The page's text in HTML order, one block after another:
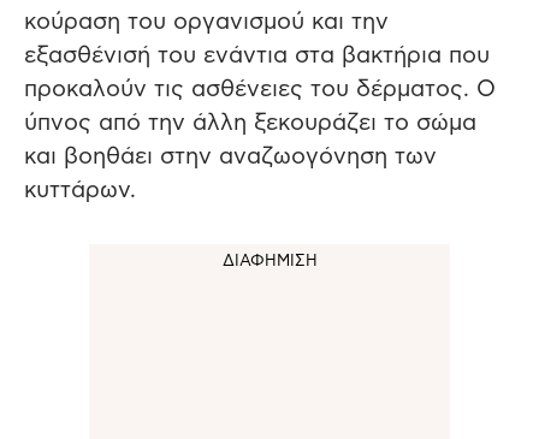
κούραση του οργανισμού και την
εξασθένισή του ενάντια στα βακτήρια που
προκαλούν τις ασθένειες του δέρματος. Ο
ύπνος από την άλλη ξεκουράζει το σώμα
και βοηθάει στην αναζωογόνηση των
κυττάρων.